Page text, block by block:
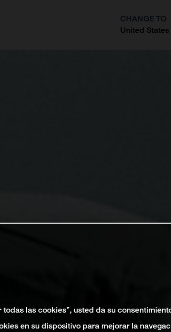
CHANGE TO
United States
las cookies”, usted da su
en su dispositivo para mejorar la